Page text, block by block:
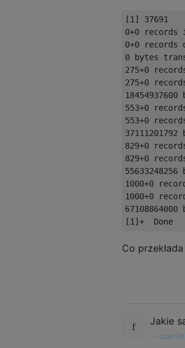
[1 ]
37691
0+0 records
0+0 records
0 bytes
275+0
275+0
18454937600
553+0
553+0
37111201792
829+0
829+0
55633248256
1000+0
1000+0
67108864000
[1 ]+ Done
Co
Jakie